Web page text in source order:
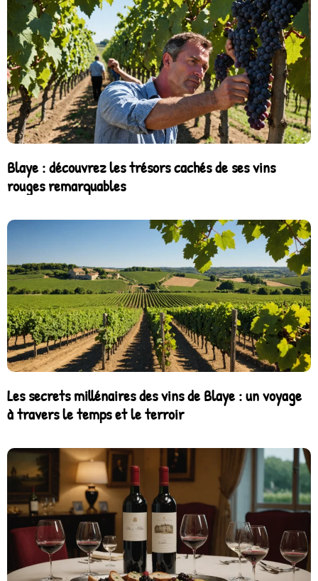
Blaye : découvrez les trésors cachés de ses vins
rouges remarquables
Les secrets millénaires des vins de Blaye : un voyage
à travers le temps et le terroir